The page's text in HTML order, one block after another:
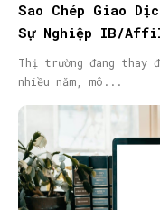
Sao Chép Giao
Sự Nghiệp IB/
Thị trường đang thay đổi
nhiều năm, mô...